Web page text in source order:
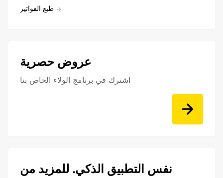
طبع الفواتير
عروض حصرية
اشترك في برنامج الولاء الخاص بنا
نفس التطبيق الذكي. للمزيد من